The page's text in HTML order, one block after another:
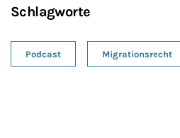
Schlagworte
Podcast Migrationsrecht